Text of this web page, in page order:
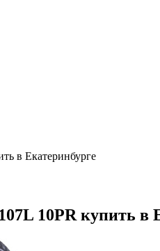
в Екатеринбурге
10PR купить в